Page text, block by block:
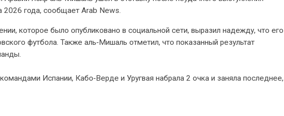
2026 года, сообщает Arab News.
которое было опубликовано в социальной сети, выразил надежду, что его
футбола. Также аль‑Мишаль отметил, что показанный результат
Испании, Кабо‑Верде и Уругвая набрала 2 очка и заняла последнее,